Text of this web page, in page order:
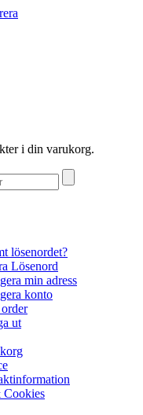
i din varukorg.
lösenordet?
Lösenord
min adress
konto
ut
Cookies